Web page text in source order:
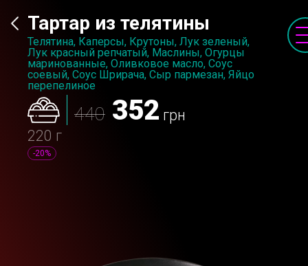
Тартар из телятины
Телятина, Каперсы, Крутоны, Лук зеленый,
Лук красный репчатый, Маслины, Огурцы
маринованные, Оливковое масло, Соус
соевый, Соус Шрирача, Сыр пармезан, Яйцо
перепелиное
440 352 грн
220 г
-20%